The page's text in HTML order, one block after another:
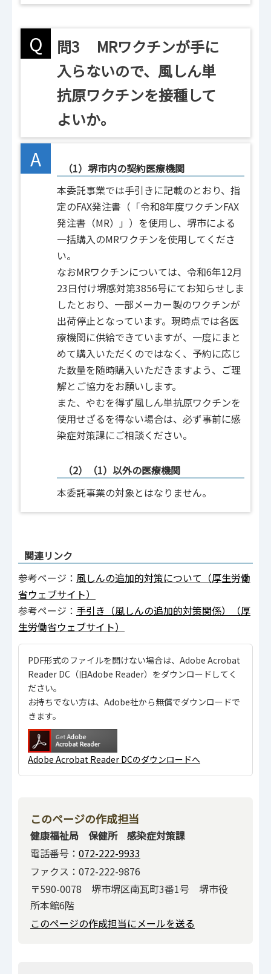
Q
問3 MRワクチンが手に
入らないので、風しん単
抗原ワクチンを接種して
よいか。
A
（1）堺市内の契約医療機関
本委託事業では手引きに記載のとおり、指
定のFAX発注書（「令和8年度ワクチンFAX
発注書（MR）」）を使用し、堺市による
一括購入のMRワクチンを使用してくださ
い。
なおMRワクチンについては、令和6年12月
23日付け堺感対第3856号にてお知らせしま
したとおり、一部メーカー製のワクチンが
出荷停止となっています。現時点では各医
療機関に供給できていますが、一度にまと
めて購入いただくのではなく、予約に応じ
た数量を随時購入いただきますよう、ご理
解とご協力をお願いします。
また、やむを得ず風しん単抗原ワクチンを
使用せざるを得ない場合は、必ず事前に感
染症対策課にご相談ください。
（2）（1）以外の医療機関
本委託事業の対象とはなりません。
関連リンク
参考ページ： 風しんの追加的対策について（厚生労働
省ウェブサイト）
参考ページ： 手引き（風しんの追加的対策関係）（厚
生労働省ウェブサイト）
PDF形式のファイルを開けない場合は、Adobe Acrobat
Reader DC（旧Adobe Reader）をダウンロードしてく
ださい。
お持ちでない方は、Adobe社から無償でダウンロードで
きます。
Adobe Acrobat Reader DCのダウンロードへ
このページの作成担当
健康福祉局 保健所 感染症対策課
電話番号： 072-222-9933
ファクス：072-222-9876
〒590-0078 堺市堺区南瓦町3番1号 堺市役
所本館6階
このページの作成担当にメールを送る